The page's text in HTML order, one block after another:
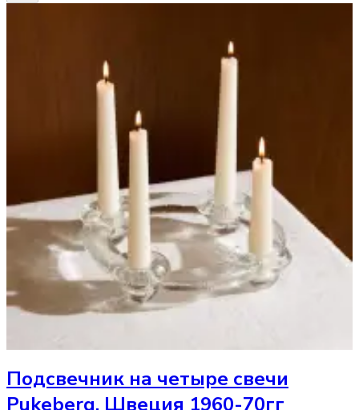
Подсвечник на четыре свечи
Pukeberg, Швеция 1960-70гг